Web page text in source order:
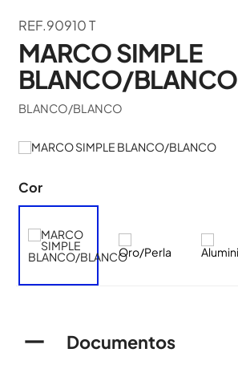
REF.90910 T
MARCO SIMPLE
BLANCO/BLANCO
BLANCO/BLANCO
Cor
Documentos